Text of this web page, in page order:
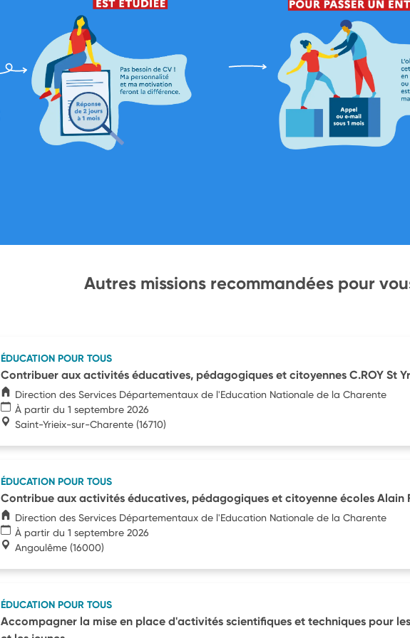
Autres missions recommandées pour
ÉDUCATION POUR TOUS
Contribuer aux activités éducatives, pédagogiques et citoyennes C.ROY St
Direction des Services Départementaux de l'Education Nationale de la Charente
À partir du 1 septembre 2026
Saint-Yrieix-sur-Charente (16710)
ÉDUCATION POUR TOUS
Contribue aux activités éducatives, pédagogiques et citoyenne écoles Alain
Direction des Services Départementaux de l'Education Nationale de la Charente
À partir du 1 septembre 2026
Angoulême (16000)
ÉDUCATION POUR TOUS
Accompagner la mise en place d'activités scientifiques et techniques pour